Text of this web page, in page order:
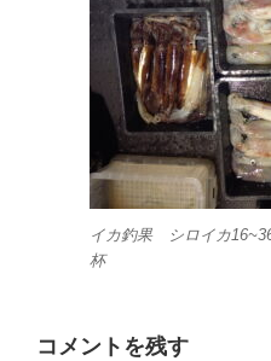
イカ釣果 シロイカ
杯
コメントを残す